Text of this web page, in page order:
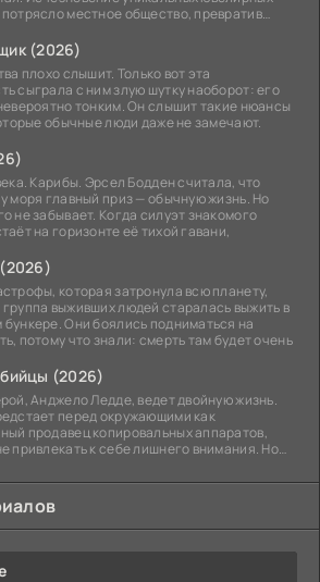
местное общество, превратив
(2026)
плохо слышит. Только вот эта
сыграла с ним злую шутку наоборот: его
тонким. Он слышит такие нюансы
обычные люди даже не замечают.
Карибы. Эрсел Бодден считала, что
моря главный приз — обычную жизнь. Но
не забывает. Когда силуэт знакомого
на горизонте её тихой гавани,
которая затронула всю планету,
выживших людей старалась выжить в
Они боялись подниматься на
потому что знали: смерть там будет очень
(2026)
Анджело Ледде, ведет двойную жизнь.
перед окружающими как
продавец копировальных аппаратов,
привлекать к себе лишнего внимания. Но